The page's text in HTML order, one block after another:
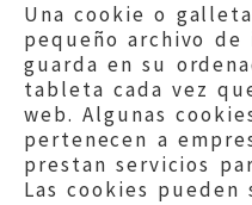
Una cookie o
pequeño archivo
guarda en su
tableta cada vez
web. Algunas
pertenecen a
prestan servicios
Las cookies